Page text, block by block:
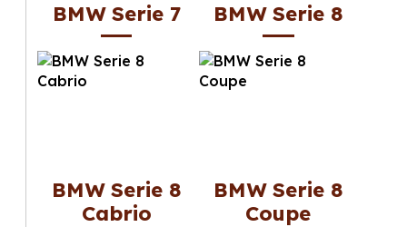
BMW Serie 7 BMW Serie 8
BMW Serie 8
Cabrio
BMW Serie 8
Coupe